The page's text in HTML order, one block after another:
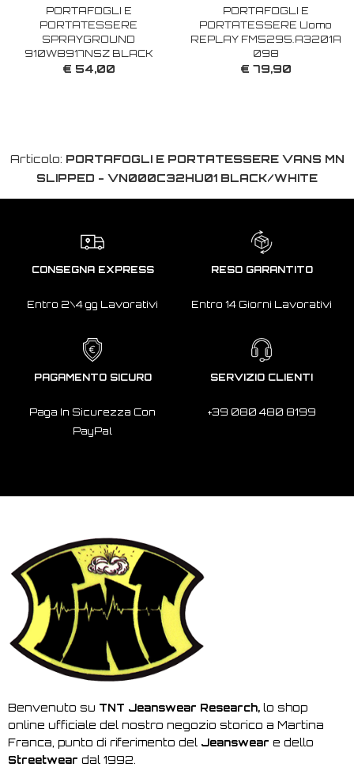
PORTAFOGLI E
PORTATESSERE
SPRAYGROUND
910W8917NSZ BLACK
€ 54,00
PORTAFOGLI E
PORTATESSERE Uomo
REPLAY FM5295.A3201A
098
€ 79,90
Articolo: PORTAFOGLI E PORTATESSERE VANS MN
SLIPPED - VN000C32HU01 BLACK/WHITE
CONSEGNA EXPRESS
Entro 2\4 gg Lavorativi
RESO GARANTITO
Entro 14 Giorni Lavorativi
PAGAMENTO SICURO
Paga In Sicurezza Con
PayPal
SERVIZIO CLIENTI
+39 080 480 8199
Benvenuto su TNT Jeanswear Research, lo shop
online ufficiale del nostro negozio storico a Martina
Franca, punto di riferimento del Jeanswear e dello
Streetwear dal 1992.